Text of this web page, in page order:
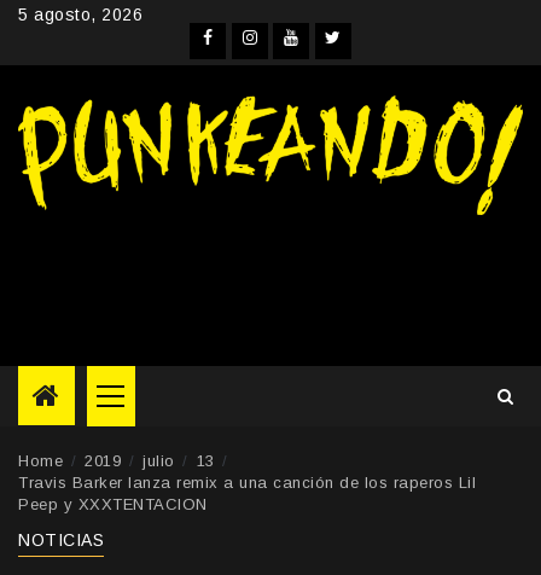
Skip5 agosto, 2026
Facebook
Instagram
YouTube
Twitter
Primary
Menu
Home 2019 julio
13
Travis Barker lanza remix a una canción de los raperos Lil
Peep y XXXTENTACION
NOTICIAS